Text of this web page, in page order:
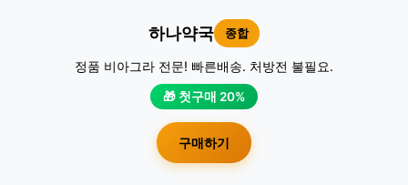
하나약국 종합
정품 비아그라 전문! 빠른배송. 처방전 불필요.
🎁 첫구매 20%
구매하기